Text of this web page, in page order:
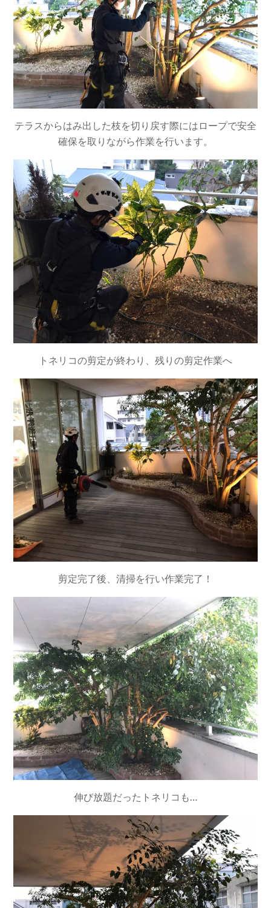
テラスからはみ出した枝を切り戻す際にはロープで安全
確保を取りながら作業を行います。
トネリコの剪定が終わり、残りの剪定作業へ
剪定完了後、清掃を行い作業完了！
伸び放題だったトネリコも…